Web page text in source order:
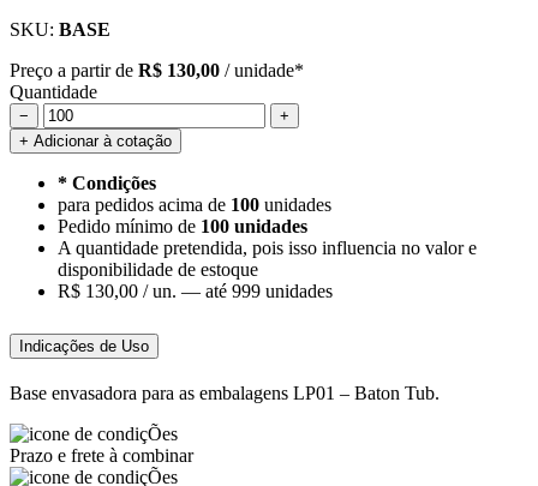
SKU: BASE
Preço a partir de R$ 130,00 / unidade*
Quantidade
−
+
+ Adicionar à cotação
* Condições
para pedidos acima de 100 unidades
Pedido mínimo de 100 unidades
A quantidade pretendida, pois isso influencia no valor e
disponibilidade de estoque
R$ 130,00 / un. — até 999 unidades
Indicações de Uso
Base envasadora para as embalagens LP01 – Baton Tub.
Prazo e frete à combinar